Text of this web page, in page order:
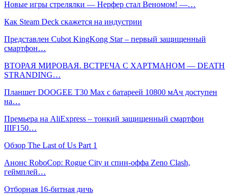
Новые игры стрелялки — Нерфер стал Веномом! —…
Как Steam Deck скажется на индустрии
Представлен Cubot KingKong Star – первый защищенный
смартфон…
ВТОРАЯ МИРОВАЯ. ВСТРЕЧА С ХАРТМАНОМ — DEATH
STRANDING…
Планшет DOOGEE T30 Max с батареей 10800 мАч доступен
на…
Премьера на AliExpress – тонкий защищенный смартфон
IIIF150…
Обзор The Last of Us Part 1
Анонс RoboCop: Rogue City и спин-оффа Zeno Clash,
геймплей…
Отборная 16-битная дичь